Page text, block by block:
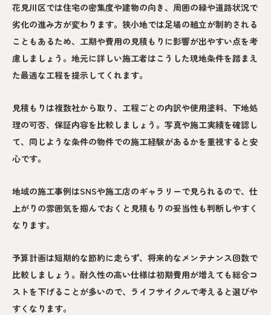
花見川区では住宅の密集度や建物の向き、周囲の緑や道路状況で
劣化の進み方が変わります。狭小地では足場の組立が制約される
こともあるため、工期や費用の見積もりに影響が出やすい点を考
慮しましょう。地元に詳しい施工者はこうした現地条件を踏まえ
た最適な工程を提示してくれます。
見積もりは複数社から取り、工程ごとの内訳や使用塗料、下地処
理の可否、保証内容を比較しましょう。写真や施工実績を確認し
て、同じような条件の物件での施工経験があるかを重視すると安
心です。
地域の施工事例はSNSや施工店のギャラリーで見られるので、仕
上がりの雰囲気を掴んでおくと見積もりの妥当性も判断しやすく
なります。
予算計画は短期的な節約に走らず、将来的なメンテナンス回数で
比較しましょう。耐久性の高い仕様は初期費用が増えても総合コ
ストを下げることが多いので、ライフサイクルで考えると選びや
すくなります。